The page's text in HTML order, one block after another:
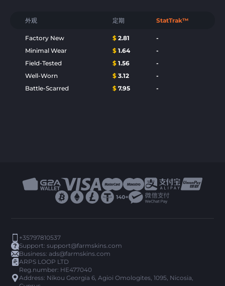
外观 定期 StatTrak™
Factory New $ 2.81
-
Minimal Wear
$ 1.64
-
Field-Tested
$ 1.56
-
Well-Worn
$ 3.12
-
Battle-Scarred
$ 7.95 -
+35797810537
Support:support@farmskins.com
Business:ads@farmskins.com
ARPS LOOP LTD
Reg.number: HE477040
Address: Nikou Georgia 6, Agioi Omologites, 1095, Nicosia,